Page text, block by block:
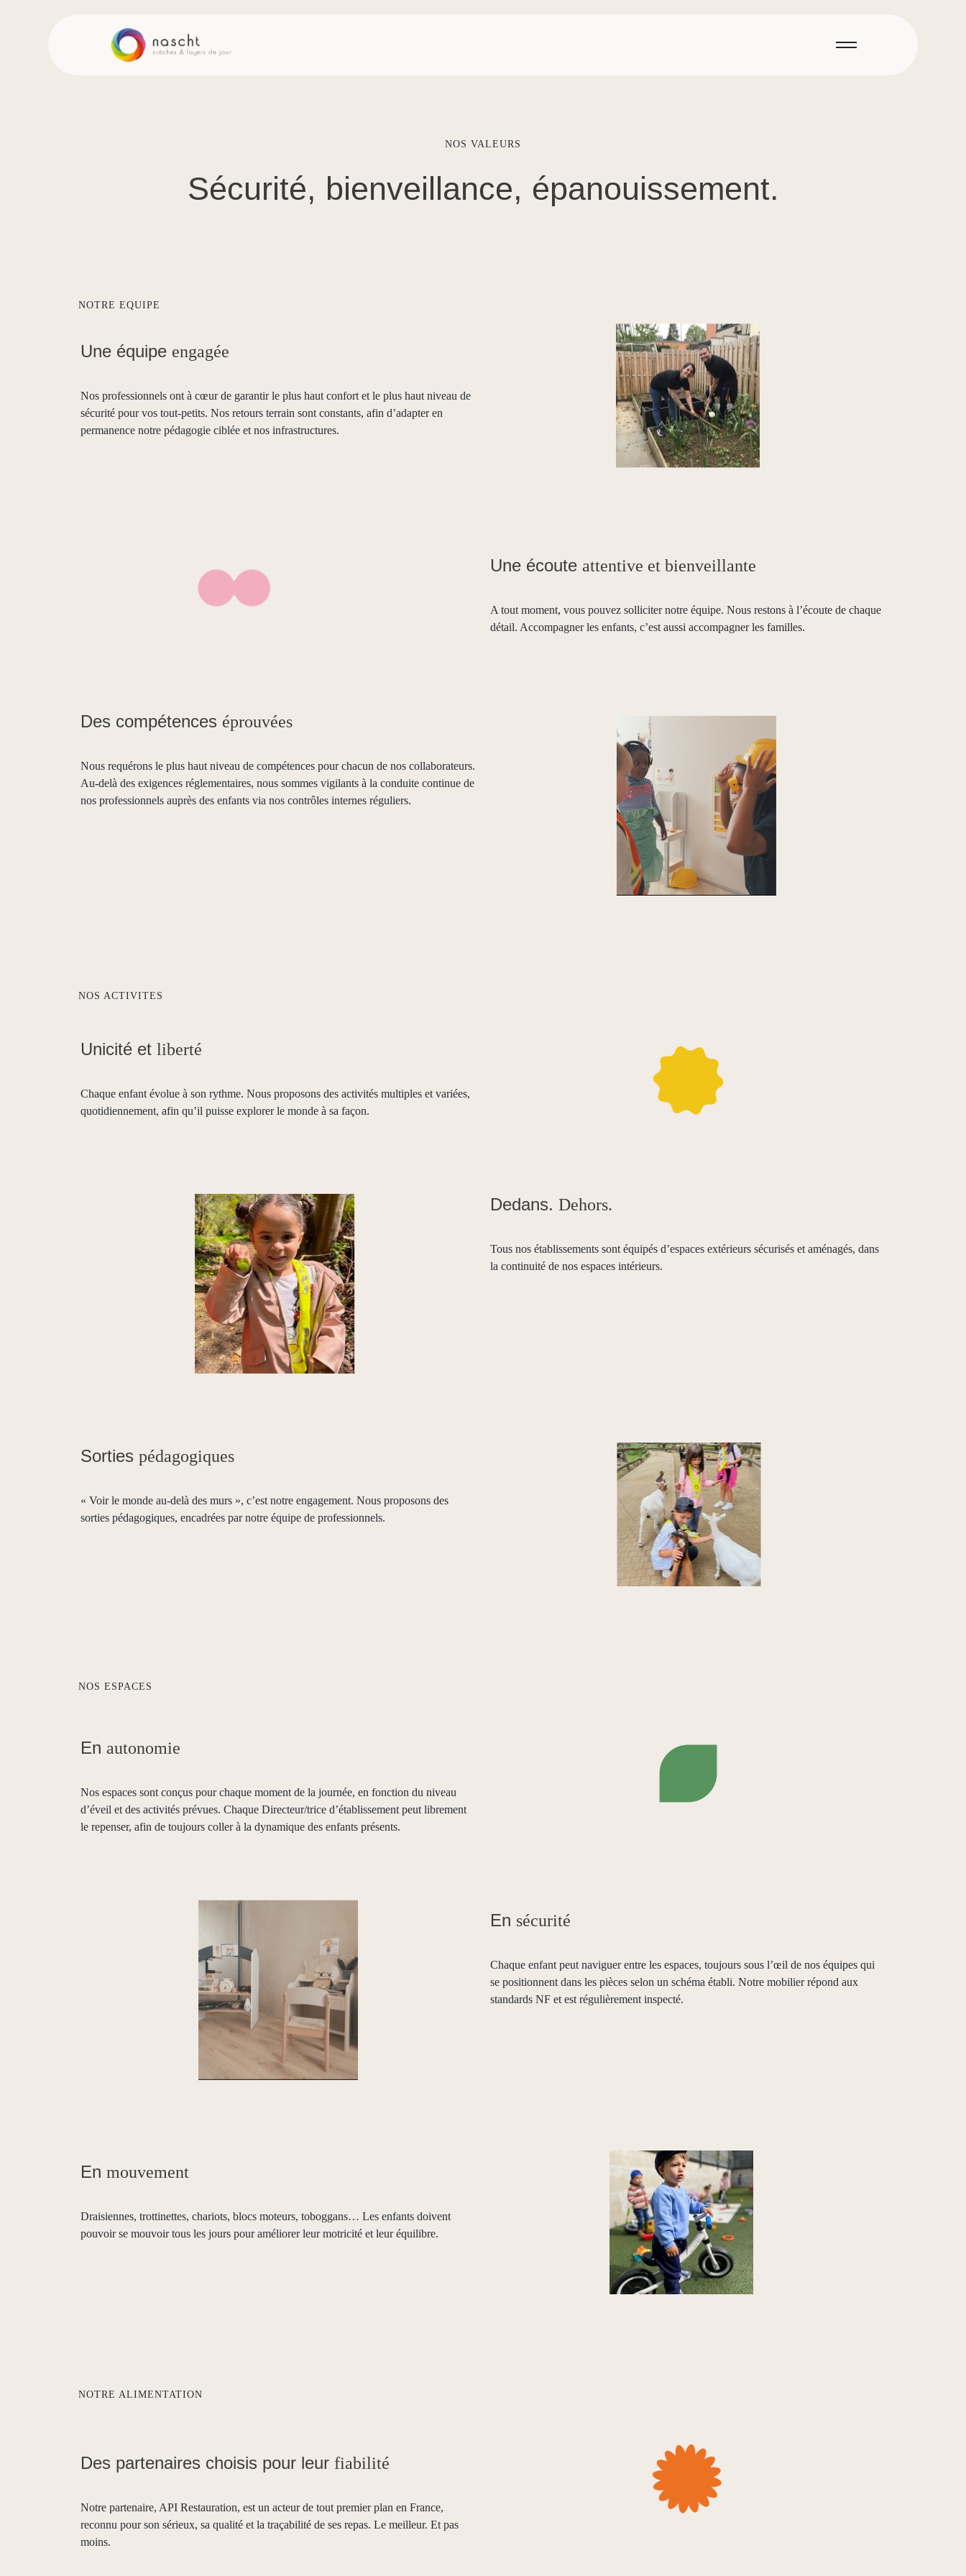
NOS VALEURS
Sécurité, bienveillance, épanouissement.
NOTRE EQUIPE
Une équipe engagée
Nos professionnels ont à cœur de garantir le plus haut confort et le plus haut niveau de
sécurité pour vos tout-petits. Nos retours terrain sont constants, afin d’adapter en
permanence notre pédagogie ciblée et nos infrastructures.
Une écoute attentive et bienveillante
A tout moment, vous pouvez solliciter notre équipe. Nous restons à l’écoute de chaque
détail. Accompagner les enfants, c’est aussi accompagner les familles.
Des compétences éprouvées
Nous requérons le plus haut niveau de compétences pour chacun de nos collaborateurs.
Au-delà des exigences réglementaires, nous sommes vigilants à la conduite continue de
nos professionnels auprès des enfants via nos contrôles internes réguliers.
NOS ACTIVITES
Unicité et liberté
Chaque enfant évolue à son rythme. Nous proposons des activités multiples et variées,
quotidiennement, afin qu’il puisse explorer le monde à sa façon.
Dedans. Dehors.
Tous nos établissements sont équipés d’espaces extérieurs sécurisés et aménagés, dans
la continuité de nos espaces intérieurs.
Sorties pédagogiques
« Voir le monde au-delà des murs », c’est notre engagement. Nous proposons des
sorties pédagogiques, encadrées par notre équipe de professionnels.
NOS ESPACES
En autonomie
Nos espaces sont conçus pour chaque moment de la journée, en fonction du niveau
d’éveil et des activités prévues. Chaque Directeur/trice d’établissement peut librement
le repenser, afin de toujours coller à la dynamique des enfants présents.
En sécurité
Chaque enfant peut naviguer entre les espaces, toujours sous l’œil de nos équipes qui
se positionnent dans les pièces selon un schéma établi. Notre mobilier répond aux
standards NF et est régulièrement inspecté.
En mouvement
Draisiennes, trottinettes, chariots, blocs moteurs, toboggans… Les enfants doivent
pouvoir se mouvoir tous les jours pour améliorer leur motricité et leur équilibre.
NOTRE ALIMENTATION
Des partenaires choisis pour leur fiabilité
Notre partenaire, API Restauration, est un acteur de tout premier plan en France,
reconnu pour son sérieux, sa qualité et la traçabilité de ses repas. Le meilleur. Et pas
moins.